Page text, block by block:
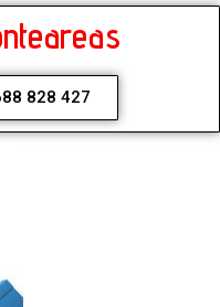
828 427